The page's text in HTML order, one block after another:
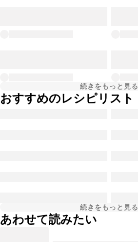
続きをもっと見る
おすすめのレシピリスト
続きをもっと見る
あわせて読みたい